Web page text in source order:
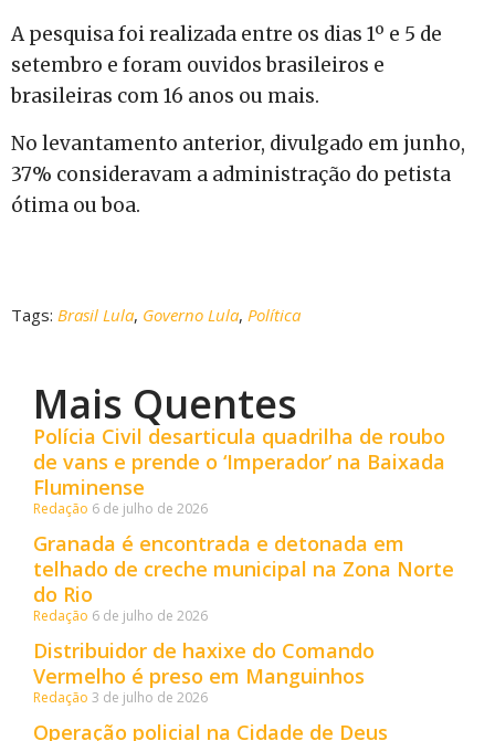
A pesquisa foi realizada entre os dias 1º e 5 de
setembro e foram ouvidos brasileiros e
brasileiras com 16 anos ou mais.
No levantamento anterior, divulgado em junho,
37% consideravam a administração do petista
ótima ou boa.
Tags: Brasil Lula, Governo Lula, Política
Mais Quentes
Polícia Civil desarticula quadrilha de roubo
de vans e prende o ‘Imperador’ na Baixada
Fluminense
Redação 6 de julho de 2026
Granada é encontrada e detonada em
telhado de creche municipal na Zona Norte
do Rio
Redação 6 de julho de 2026
Distribuidor de haxixe do Comando
Vermelho é preso em Manguinhos
Redação 3 de julho de 2026
Operação policial na Cidade de Deus